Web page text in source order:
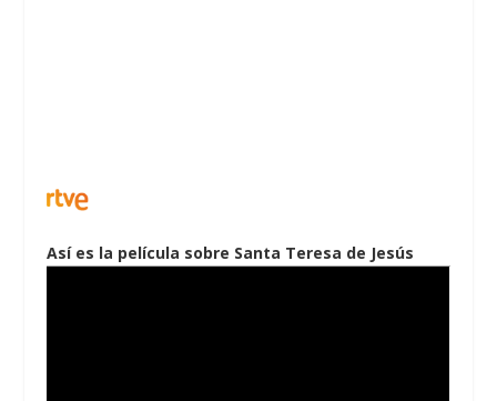
Así es la película sobre Santa Teresa de Jesús